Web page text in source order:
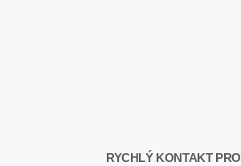
RYCHLÝ KONTAKT PRO